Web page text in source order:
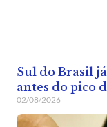
Sul do Brasil
antes do pico
02/08/2026